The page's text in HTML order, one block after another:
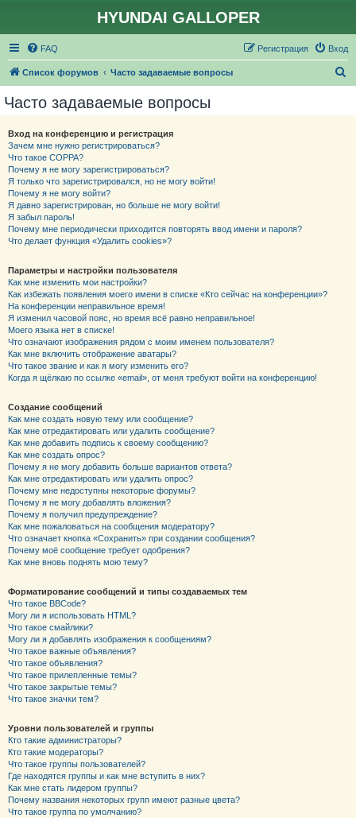
HYUNDAI GALLOPER
FAQ Вход
Регистрация
Список форумов Часто задаваемые вопросы
Часто задаваемые вопросы
Вход на конференцию и регистрация
Зачем мне нужно регистрироваться?
Что такое COPPA?
Почему я не могу зарегистрироваться?
Я только что зарегистрировался, но не могу войти!
Почему я не могу войти?
Я давно зарегистрирован, но больше не могу войти!
Я забыл пароль!
Почему мне периодически приходится повторять ввод имени и пароля?
Что делает функция «Удалить cookies»?
Параметры и настройки пользователя
Как мне изменить мои настройки?
Как избежать появления моего имени в списке «Кто сейчас на конференции»?
На конференции неправильное время!
Я изменил часовой пояс, но время всё равно неправильное!
Моего языка нет в списке!
Что означают изображения рядом с моим именем пользователя?
Как мне включить отображение аватары?
Что такое звание и как я могу изменить его?
Когда я щёлкаю по ссылке «email», от меня требуют войти на конференцию!
Создание сообщений
Как мне создать новую тему или сообщение?
Как мне отредактировать или удалить сообщение?
Как мне добавить подпись к своему сообщению?
Как мне создать опрос?
Почему я не могу добавить больше вариантов ответа?
Как мне отредактировать или удалить опрос?
Почему мне недоступны некоторые форумы?
Почему я не могу добавлять вложения?
Почему я получил предупреждение?
Как мне пожаловаться на сообщения модератору?
Что означает кнопка «Сохранить» при создании сообщения?
Почему моё сообщение требует одобрения?
Как мне вновь поднять мою тему?
Форматирование сообщений и типы создаваемых тем
Что такое BBCode?
Могу ли я использовать HTML?
Что такое смайлики?
Могу ли я добавлять изображения к сообщениям?
Что такое важные объявления?
Что такое объявления?
Что такое прилепленные темы?
Что такое закрытые темы?
Что такое значки тем?
Уровни пользователей и группы
Кто такие администраторы?
Кто такие модераторы?
Что такое группы пользователей?
Где находятся группы и как мне вступить в них?
Как мне стать лидером группы?
Почему названия некоторых групп имеют разные цвета?
Что такое группа по умолчанию?